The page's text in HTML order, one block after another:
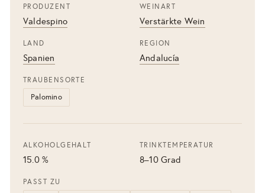
PRODUZENT
Valdespino
WEINART
Verstärkte Wein
LAND
Spanien
REGION
Andalucía
TRAUBENSORTE
Palomino
ALKOHOLGEHALT
15.0 %
TRINKTEMPERATUR
8–10 Grad
PASST ZU